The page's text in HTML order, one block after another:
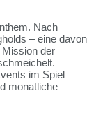
Nach
– eine davon
Mission der
im Spiel
monatliche